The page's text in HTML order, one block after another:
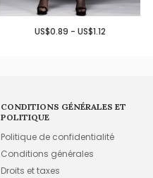
US$0.89 - US$1.12
CONDITIONS GÉNÉRALES ET
POLITIQUE
Politique de confidentialité
Conditions générales
Droits et taxes